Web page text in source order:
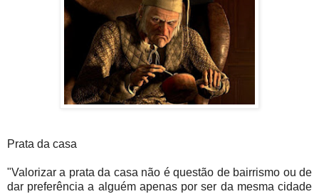
Prata da casa
"Valorizar a prata da casa não é questão de bairrismo ou de
dar preferência a alguém apenas por ser da mesma cidade